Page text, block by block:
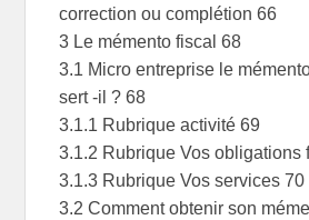
correction ou complétion 66
3 Le mémento fiscal 68
3.1 Micro entreprise le
sert -il ? 68
3.1.1 Rubrique activité 69
3.1.2 Rubrique Vos obligations
3.1.3 Rubrique Vos services 70
3.2 Comment obtenir son